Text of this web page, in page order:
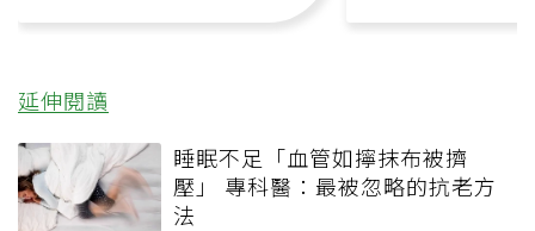
延伸閱讀
睡眠不足「血管如擰抹布被擠
壓」 專科醫：最被忽略的抗老方
法